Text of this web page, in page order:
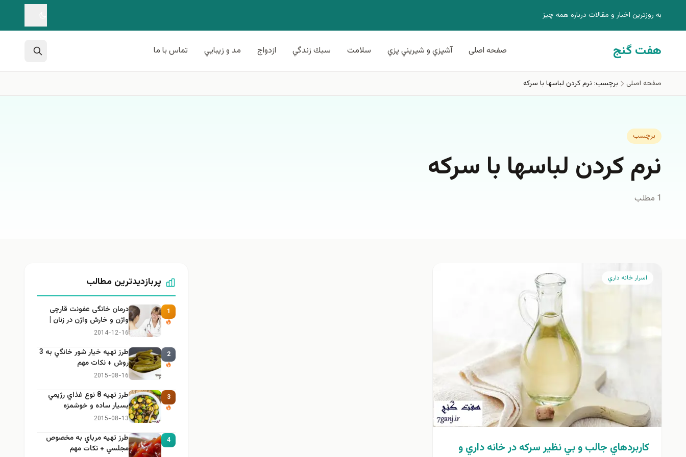
به روزترين اخبار و مقالات درباره همه چيز
هفت گنج صفحه اصلی آشپزي و شيريني پزي سلامت سبك زندگي ازدواج مد و زيبايي تماس با ما
صفحه اصلی برچسب: نرم كردن لباسها با سركه
برچسب
نرم كردن لباسها با سركه
1 مطلب
اسرار خانه داري
كاربردهاي جالب و بي نظير سرکه در خانه داري و
پربازدیدترین مطالب
1
درمان خانگی عفونت قارچی
واژن و خارش واژن در زنان |
راهنمای کامل، ایمن و کاربردی
2014-12-16
2
طرز تهيه خیار شور خانگي به 3
روش + نكات مهم
2015-08-16
3
طرز تهيه 8 نوع غذاي رژيمي
بسيار ساده و خوشمزه
2015-08-13
4
طرز تهيه مرباي به مخصوص
مجلسي + نكات مهم